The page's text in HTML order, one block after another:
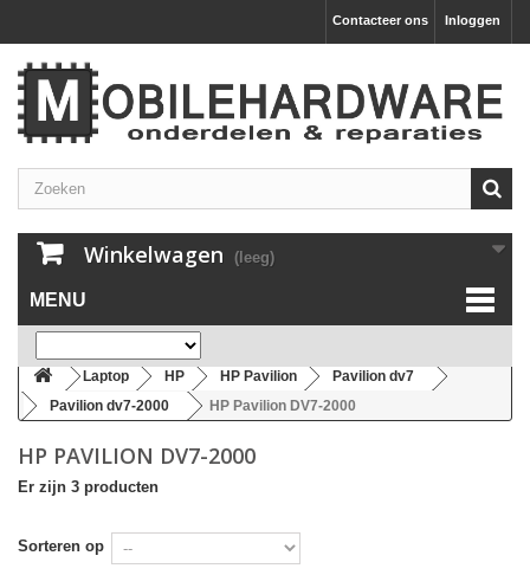
Inloggen
Contacteer ons
Winkelwagen (leeg)
MENU
Laptop HP HP Pavilion
Pavilion dv7
Pavilion dv7-2000
HP Pavilion DV7-2000
HP PAVILION DV7-2000
Er zijn 3 producten
Sorteren op